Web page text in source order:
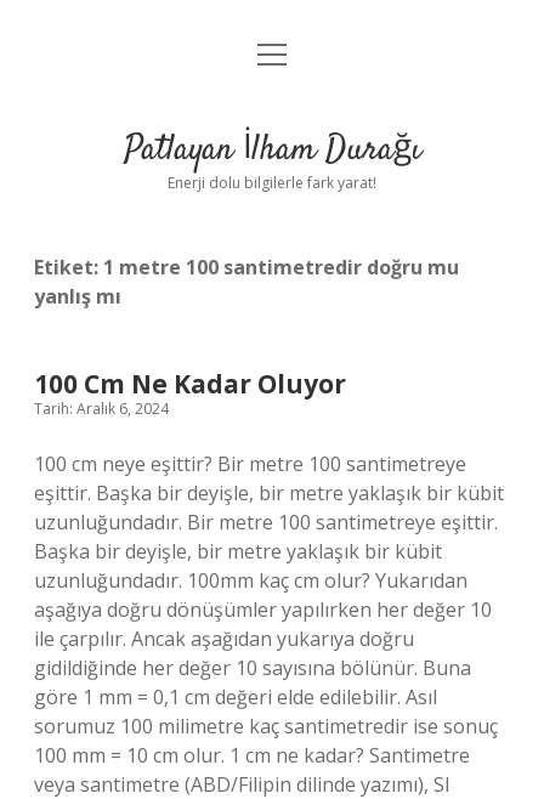
Anasayfa
Yasal Uyarı
menüyü
Patlayan İlham Durağı
Enerji dolu bilgilerle fark yarat!
Etiket: 1 metre 100 santimetredir doğru mu
yanlış mı
100 Cm Ne Kadar Oluyor
Tarih: Aralık 6, 2024
100 cm neye eşittir? Bir metre 100 santimetreye
eşittir. Başka bir deyişle, bir metre yaklaşık bir kübit
uzunluğundadır. Bir metre 100 santimetreye eşittir.
Başka bir deyişle, bir metre yaklaşık bir kübit
uzunluğundadır. 100mm kaç cm olur? Yukarıdan
aşağıya doğru dönüşümler yapılırken her değer 10
ile çarpılır. Ancak aşağıdan yukarıya doğru
gidildiğinde her değer 10 sayısına bölünür. Buna
göre 1 mm = 0,1 cm değeri elde edilebilir. Asıl
sorumuz 100 milimetre kaç santimetredir ise sonuç
100 mm = 10 cm olur. 1 cm ne kadar? Santimetre
veya santimetre (ABD/Filipin dilinde yazımı), SI